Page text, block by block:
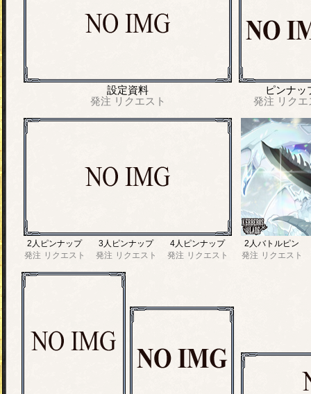
設定資料
発注 リクエスト
ピンナッ
発注 リク
2人ピンナップ
発注 リクエスト
3人ピンナップ
発注 リクエスト
4人ピンナップ
発注 リクエスト
2人バトルピン
発注 リクエスト